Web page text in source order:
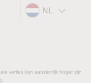
NL
verlies kan aanzienlijk hoger zijn